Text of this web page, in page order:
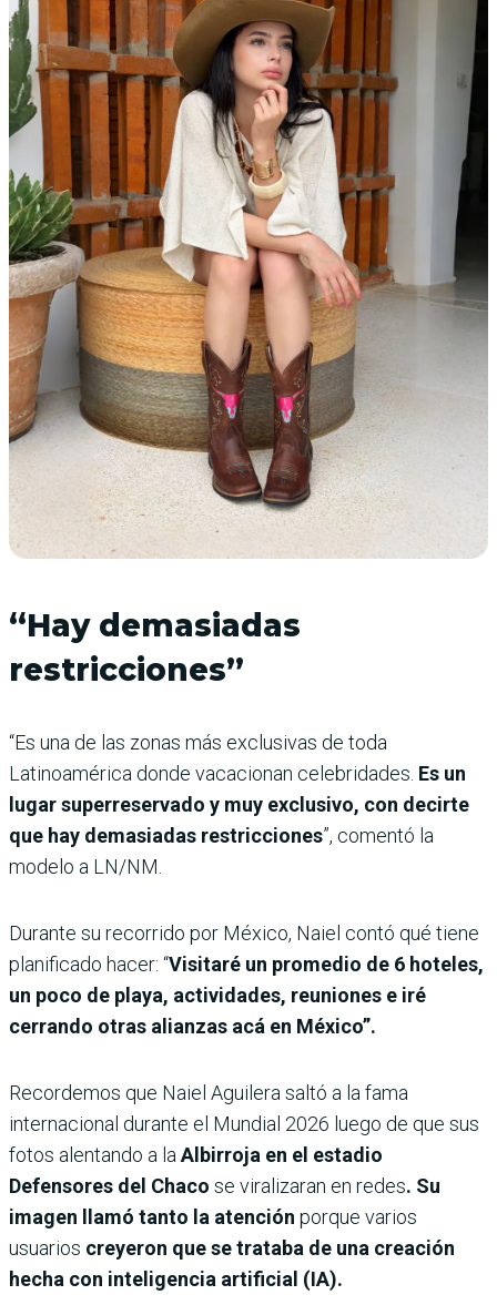
“Hay demasiadas
restricciones”
“Es una de las zonas más exclusivas de toda
Latinoamérica donde vacacionan celebridades. Es un
lugar superreservado y muy exclusivo, con decirte
que hay demasiadas restricciones”, comentó la
modelo a LN/NM.
Durante su recorrido por México, Naiel contó qué tiene
planificado hacer: “Visitaré un promedio de 6 hoteles,
un poco de playa, actividades, reuniones e iré
cerrando otras alianzas acá en México”.
Recordemos que Naiel Aguilera saltó a la fama
internacional durante el Mundial 2026 luego de que sus
fotos alentando a la Albirroja en el estadio
Defensores del Chaco se viralizaran en redes. Su
imagen llamó tanto la atención porque varios
usuarios creyeron que se trataba de una creación
hecha con inteligencia artificial (IA).